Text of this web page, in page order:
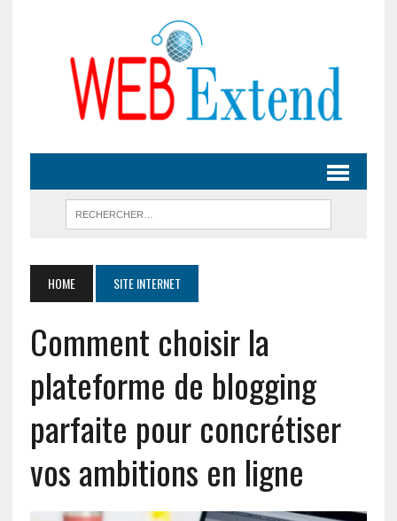
HOME SITE INTERNET
Comment choisir la
plateforme de blogging
parfaite pour concrétiser
vos ambitions en ligne